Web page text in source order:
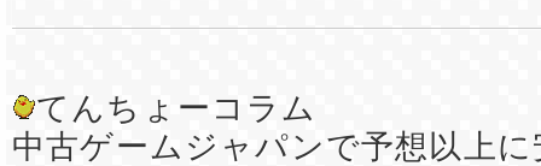
てんちょーコラム
中古ゲームジャパンで予想以上